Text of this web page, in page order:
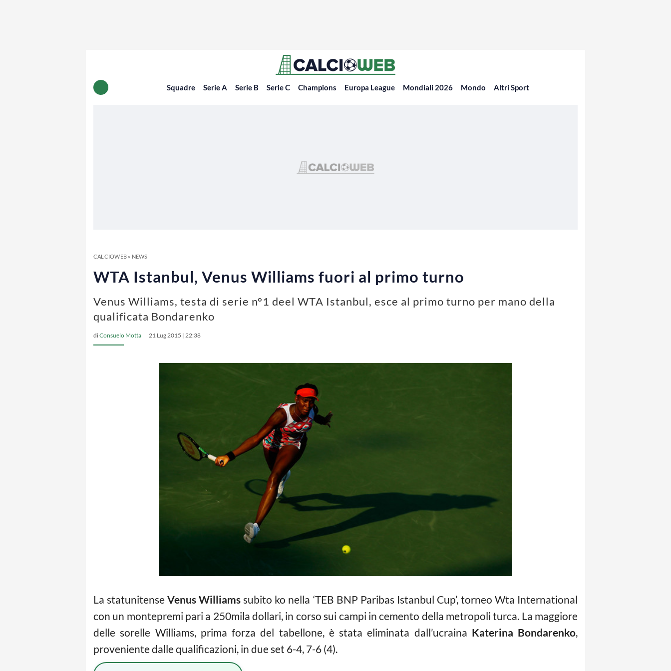
Squadre Serie A Serie B Serie C Champions Europa League Mondiali 2026 Mondo Altri Sport
CALCIOWEB» NEWS
WTA Istanbul, Venus Williams fuori al primo turno
Venus Williams, testa di serie n°1 deel WTA Istanbul, esce al primo turno per mano della
qualificata Bondarenko
diConsuelo Motta 21 Lug 2015 | 22:38
La statunitense Venus Williams subito ko nella ‘TEB BNP Paribas Istanbul Cup’, torneo Wta International
con un montepremi pari a 250mila dollari, in corso sui campi in cemento della metropoli turca. La maggiore
delle sorelle Williams, prima forza del tabellone, è stata eliminata dall’ucraina Katerina Bondarenko,
proveniente dalle qualificazioni, in due set 6-4, 7-6 (4).